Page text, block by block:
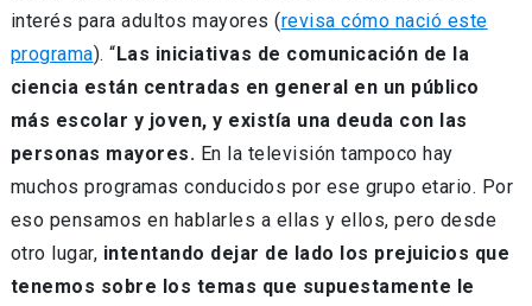
interés para adultos mayores (revisa cómo nació este
programa). “Las iniciativas de comunicación de la
ciencia están centradas en general en un público
más escolar y joven, y existía una deuda con las
personas mayores. En la televisión tampoco hay
muchos programas conducidos por ese grupo etario. Por
eso pensamos en hablarles a ellas y ellos, pero desde
otro lugar, intentando dejar de lado los prejuicios que
tenemos sobre los temas que supuestamente le